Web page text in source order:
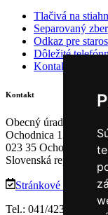
Tlačivá na
Separovaný zber
Odkaz pre
Dôležité
Kontakty
Kontakt
Obecný úrad Ochodnica
Ochodnica 121
023 35 Ochodnica
Slovenská republika
Stránkové dni
Tel.: 041/4233121,